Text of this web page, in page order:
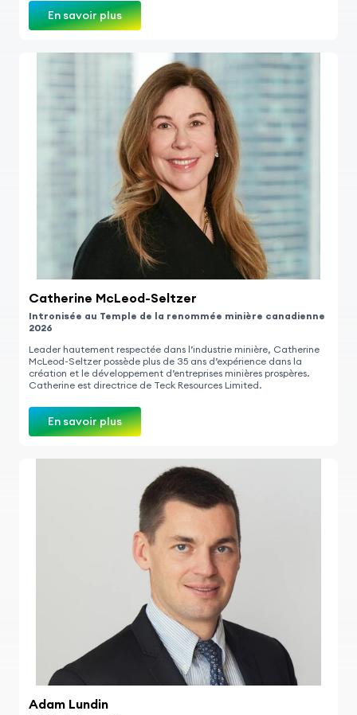
En savoir plus
Catherine McLeod-Seltzer
Intronisée au Temple de la renommée minière canadienne
2026
Leader hautement respectée dans l’industrie minière, Catherine
McLeod-Seltzer possède plus de 35 ans d’expérience dans la
création et le développement d’entreprises minières prospères.
Catherine est directrice de Teck Resources Limited.
En savoir plus
Adam Lundin